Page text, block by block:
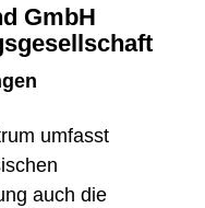
GmbH
umfasst
auch die